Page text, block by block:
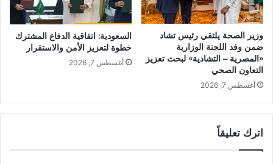
وزير الصحة يلتقي رئيس تشاد
ضمن وفد اللجنة الوزارية
«المصرية – التشادية» لبحث تعزيز
التعاون الصحي
أغسطس 7, 2026
السعودية: اتفاقية الدفاع المشترك
خطوة لتعزيز الأمن والاستقرار
أغسطس 7, 2026
اترك تعليقاً